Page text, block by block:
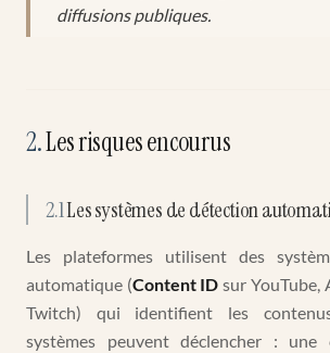
diffusions publiques.
2.Les risques encourus
2.1Les systèmes de détection
Les plateformes utilisent des
automatique (Content ID sur YouTube,
Twitch) qui identifient les
systèmes peuvent déclencher : une